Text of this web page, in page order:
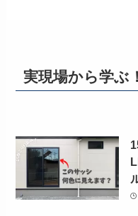
実現場から学ぶ！